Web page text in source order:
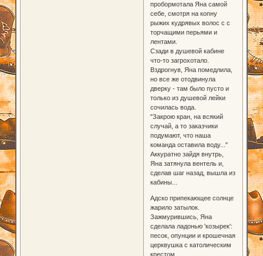
пробормотала Яна самой
себе, смотря на копну
рыжих кудрявых волос с с
торчащими перьями и
лентами.
Сзади в душевой кабине
что-то загрохотало.
Вздрогнув, Яна помедлила,
но все же отодвинула
дверку - там было пусто и
только из душевой лейки
сочилась вода.
"Закрою кран, на всякий
случай, а то заказчики
подумают, что наша
команда оставила воду..."
Аккуратно зайдя внутрь,
Яна затянула вентель и,
сделав шаг назад, вышла из
кабины...
Адско припекающее солнце
жарило затылок.
Зажмурившись, Яна
сделала ладонью 'козырек':
песок, опунции и крошечная
церквушка с католическим
крестом.